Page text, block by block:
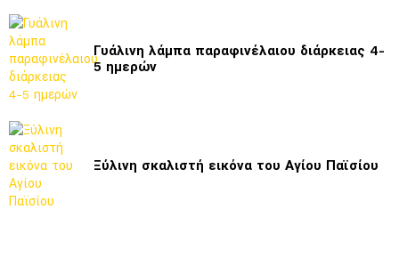
Γυάλινη λάμπα παραφινέλαιου διάρκειας 4-
5 ημερών
Ξύλινη σκαλιστή εικόνα του Αγίου Παϊσίου